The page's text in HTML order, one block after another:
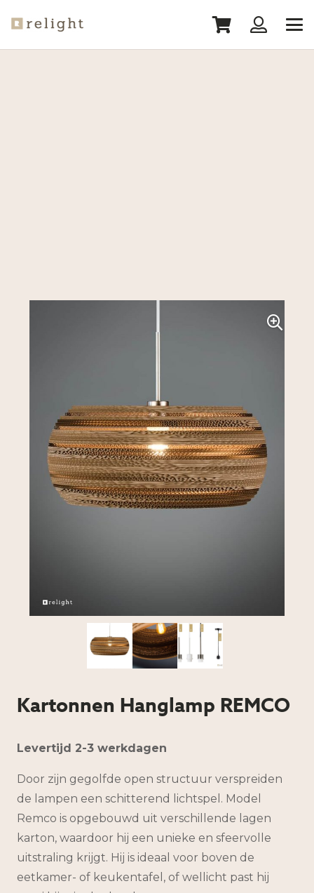
Kartonnen Hanglamp REMCO
Levertijd 2-3 werkdagen
Door zijn gegolfde open structuur verspreiden
de lampen een schitterend lichtspel. Model
Remco is opgebouwd uit verschillende lagen
karton, waardoor hij een unieke en sfeervolle
uitstraling krijgt. Hij is ideaal voor boven de
eetkamer- of keukentafel, of wellicht past hij